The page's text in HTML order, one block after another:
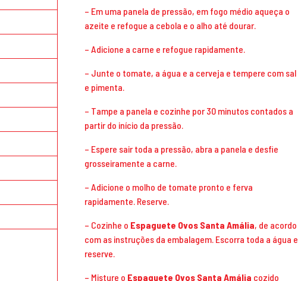
– Em uma panela de pressão, em fogo médio aqueça o
azeite e refogue a cebola e o alho até dourar.
– Adicione a carne e refogue rapidamente.
– Junte o tomate, a água e a cerveja e tempere com sal
e pimenta.
– Tampe a panela e cozinhe por 30 minutos contados a
partir do início da pressão.
– Espere sair toda a pressão, abra a panela e desfie
grosseiramente a carne.
– Adicione o molho de tomate pronto e ferva
rapidamente. Reserve.
– Cozinhe o Espaguete Ovos Santa Amália, de acordo
com as instruções da embalagem. Escorra toda a água e
reserve.
– Misture o Espaguete Ovos Santa Amália cozido